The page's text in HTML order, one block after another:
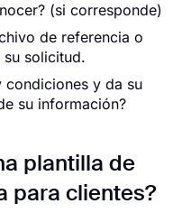
(si corresponde)
de referencia o
solicitud.
condiciones y da su
su información?
plantilla de
para clientes?